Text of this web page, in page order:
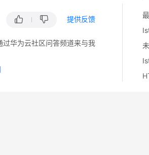
提供反馈
华为云社区问答频道来与我